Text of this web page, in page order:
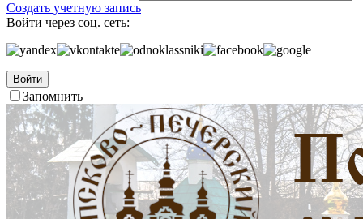
Создать учетную запись
Войти через соц. сеть:
Войти
Запомнить